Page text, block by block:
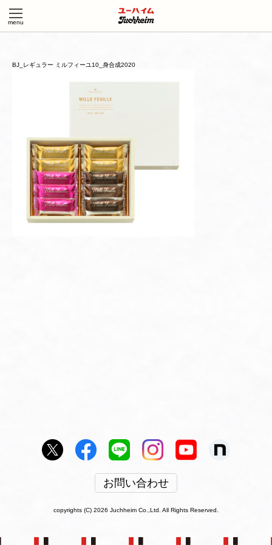
BJ_レギュラー ミルフィーユ10_身合成2020
お問い合わせ
copyrights (C) 2026 Juchheim Co.,Ltd. All Rights Reserved.